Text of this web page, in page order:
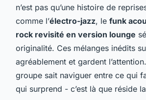
n’est pas qu’une histoire de
comme l’électro-jazz, le funk
rock revisité en version lounge
originalité. Ces mélanges inédits
agréablement et gardent
groupe sait naviguer entre ce qui
qui surprend - c’est là que réside